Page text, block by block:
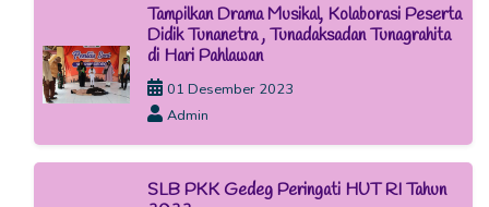
Tampilkan Drama Musikal, Kolaborasi Peserta
Didik Tunanetra , Tunadaksadan Tunagrahita
di Hari Pahlawan
01 Desember 2023
Admin
SLB PKK Gedeg Peringati HUT RI Tahun